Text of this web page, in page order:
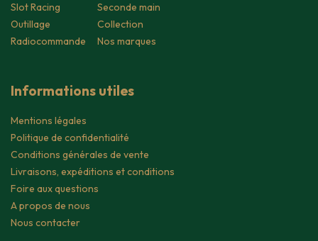
Slot Racing
Outillage
Radiocommande
Seconde main
Collection
Nos marques
Informations utiles
Mentions légales
Politique de confidentialité
Conditions générales de vente
Livraisons, expéditions et conditions
Foire aux questions
A propos de nous
Nous contacter